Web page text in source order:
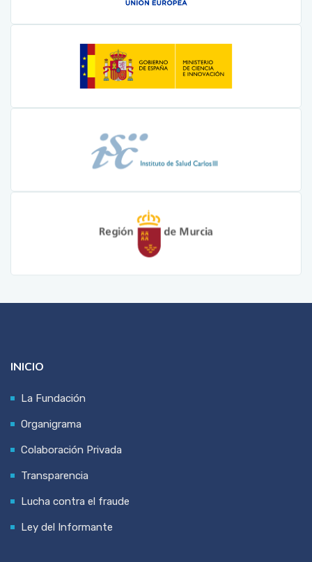
INICIO
La Fundación
Organigrama
Colaboración Privada
Transparencia
Lucha contra el fraude
Ley del Informante